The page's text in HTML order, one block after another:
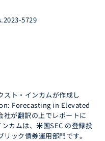
5729
スト・インカムが作成し
Forecasting in Elevated
が翻訳の上でレポートに
カムは、米国SEC の登録投
ック債券運用部門です。